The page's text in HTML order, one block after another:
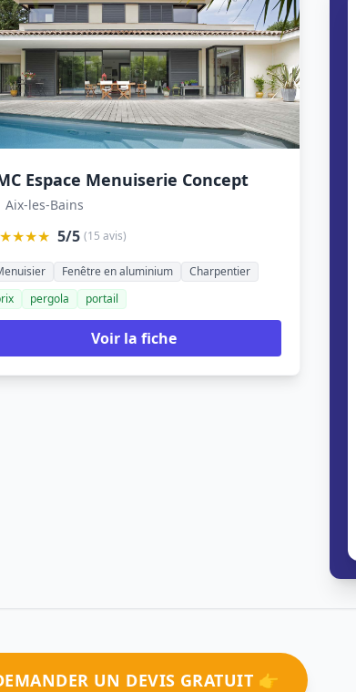
Espace Menuiserie Concept
Aix-les-Bains
5/5 (15 avis)
Fenêtre en aluminium
Charpentier
pergola portail
Voir la fiche
UN DEVIS GRATUIT 👉